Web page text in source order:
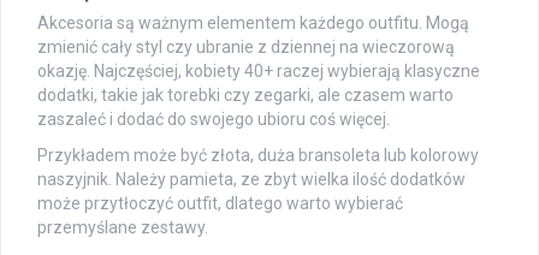
Akcesoria są ważnym elementem każdego outfitu. Mogą
zmienić cały styl czy ubranie z dziennej na wieczorową
okazję. Najczęściej, kobiety 40+ raczej wybierają klasyczne
dodatki, takie jak torebki czy zegarki, ale czasem warto
zaszaleć i dodać do swojego ubioru coś więcej.
Przykładem może być złota, duża bransoleta lub kolorowy
naszyjnik. Należy pamieta, ze zbyt wielka ilość dodatków
może przytłoczyć outfit, dlatego warto wybierać
przemyślane zestawy.